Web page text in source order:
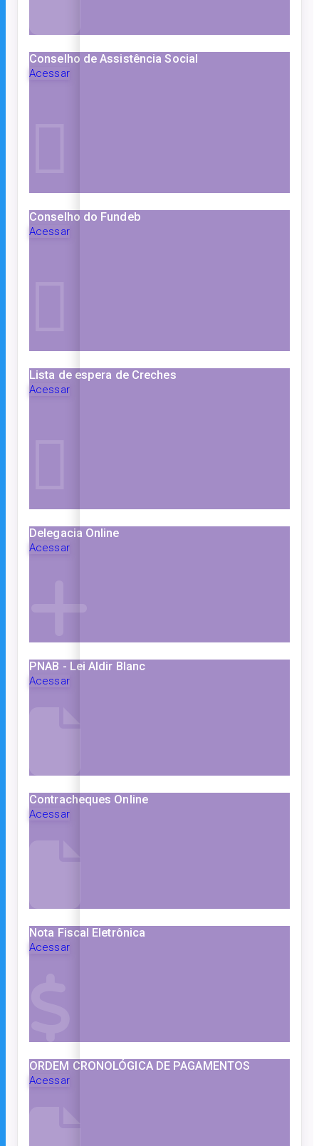
Conselho de Assistência Social
Acessar
Conselho do Fundeb
Acessar
Lista de espera de Creches
Acessar
Delegacia Online
Acessar
PNAB - Lei Aldir Blanc
Acessar
Contracheques Online
Acessar
Nota Fiscal Eletrônica
Acessar
ORDEM CRONOLÓGICA DE PAGAMENTOS
Acessar